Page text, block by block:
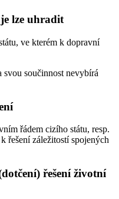
lze uhradit
ve kterém k dopravní
součinnost nevybírá
řádem cizího státu, resp.
řešení záležitostí spojených
řešení životní